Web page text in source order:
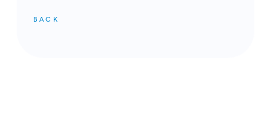
BACK